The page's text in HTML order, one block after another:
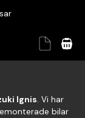
Ignis. Vi har
bilar